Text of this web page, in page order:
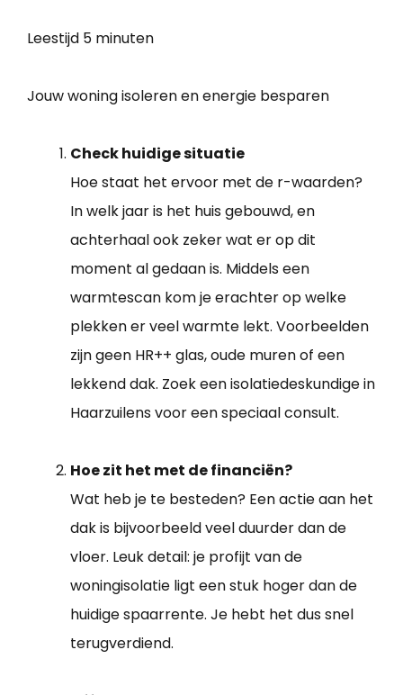
Leestijd 5 minuten
Jouw woning isoleren en energie besparen
Check huidige situatie
Hoe staat het ervoor met de r-waarden?
In welk jaar is het huis gebouwd, en
achterhaal ook zeker wat er op dit
moment al gedaan is. Middels een
warmtescan kom je erachter op welke
plekken er veel warmte lekt. Voorbeelden
zijn geen HR++ glas, oude muren of een
lekkend dak. Zoek een isolatiedeskundige in
Haarzuilens voor een speciaal consult.
Hoe zit het met de financiën?
Wat heb je te besteden? Een actie aan het
dak is bijvoorbeeld veel duurder dan de
vloer. Leuk detail: je profijt van de
woningisolatie ligt een stuk hoger dan de
huidige spaarrente. Je hebt het dus snel
terugverdiend.